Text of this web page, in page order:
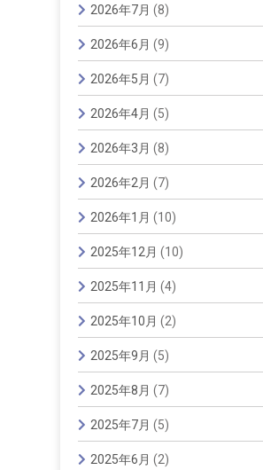
2026年7月 (8)
2026年6月 (9)
2026年5月 (7)
2026年4月 (5)
2026年3月 (8)
2026年2月 (7)
2026年1月 (10)
2025年12月 (10)
2025年11月 (4)
2025年10月 (2)
2025年9月 (5)
2025年8月 (7)
2025年7月 (5)
2025年6月 (2)